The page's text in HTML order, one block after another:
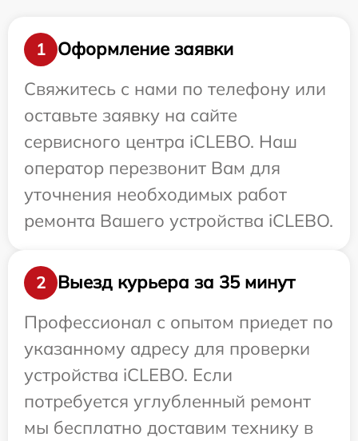
1
Оформление заявки
Свяжитесь с нами по телефону или
оставьте заявку на сайте
сервисного центра iCLEBO. Наш
оператор перезвонит Вам для
уточнения необходимых работ
ремонта Вашего устройства iCLEBO.
2
Выезд курьера за 35 минут
Профессионал с опытом приедет по
указанному адресу для проверки
устройства iCLEBO. Если
потребуется углубленный ремонт
мы бесплатно доставим технику в